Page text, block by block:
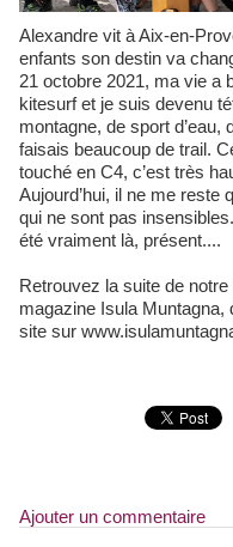
Alexandre vit à Aix-en-Provence. À 34 ans, marié et père de 3
enfants son destin va
21 octobre 2021, ma vie a
kitesurf et je suis devenu
montagne, de sport d’eau,
faisais beaucoup de trail.
touché en C4, c’est très
Aujourd’hui, il ne me reste
qui ne sont pas
été vraiment là, présent....
Retrouvez la suite de
magazine Isula Muntagna,
site sur
Ajouter un commentaire